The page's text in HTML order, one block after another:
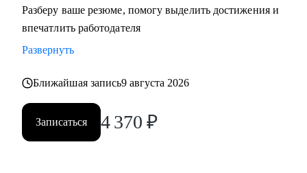
резюме, знаю, как подготовить к переходу в IT и Digital
или управленческую роль;
• Жил 2 года в Финляндии, вернулся в Россию; владею
С чем помогу:
• Составить по-настоящему эффективное резюме;
• Подготовиться к интервью;
Разберу ваше резюме, помогу выделить достижения и
впечатлить работодателя
Развернуть
Ближайшая запись9 августа 2026
Записаться 4 370 ₽